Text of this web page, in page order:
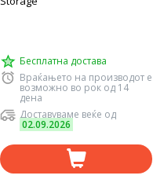
Бесплатна достава
Враќањето на производот е
возможно во рок од 14
дена
Доставуваме веќе од
02.09.2026